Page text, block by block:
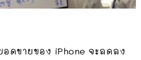
ดขายของ iPhone จะลดลง